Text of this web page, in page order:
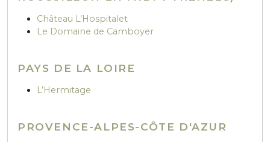
Château L’Hospitalet
Le Domaine de Camboyer
PAYS DE LA LOIRE
L’Hermitage
PROVENCE-ALPES-CÔTE D'AZUR